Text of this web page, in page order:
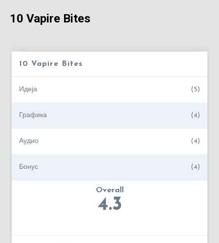
10 Vapire Bites
10 Vapire Bites
Идеја (5)
Графика (4)
Аудио (4)
Бонус (4)
Overall
4.3